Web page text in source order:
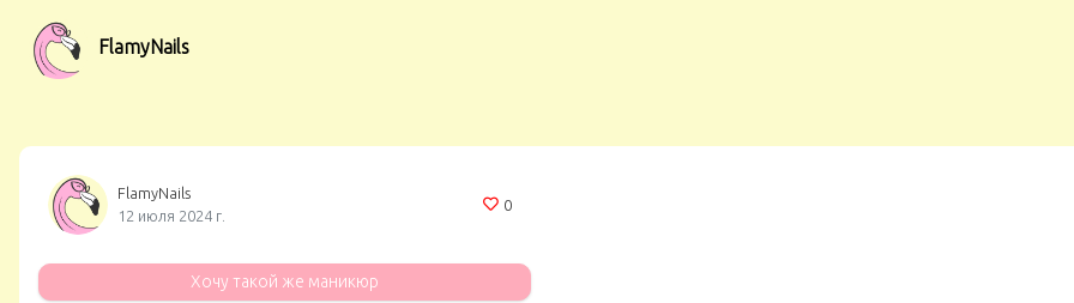
FlamyNails
FlamyNails
12 июля 2024 г.
0
Хочу такой же маникюр